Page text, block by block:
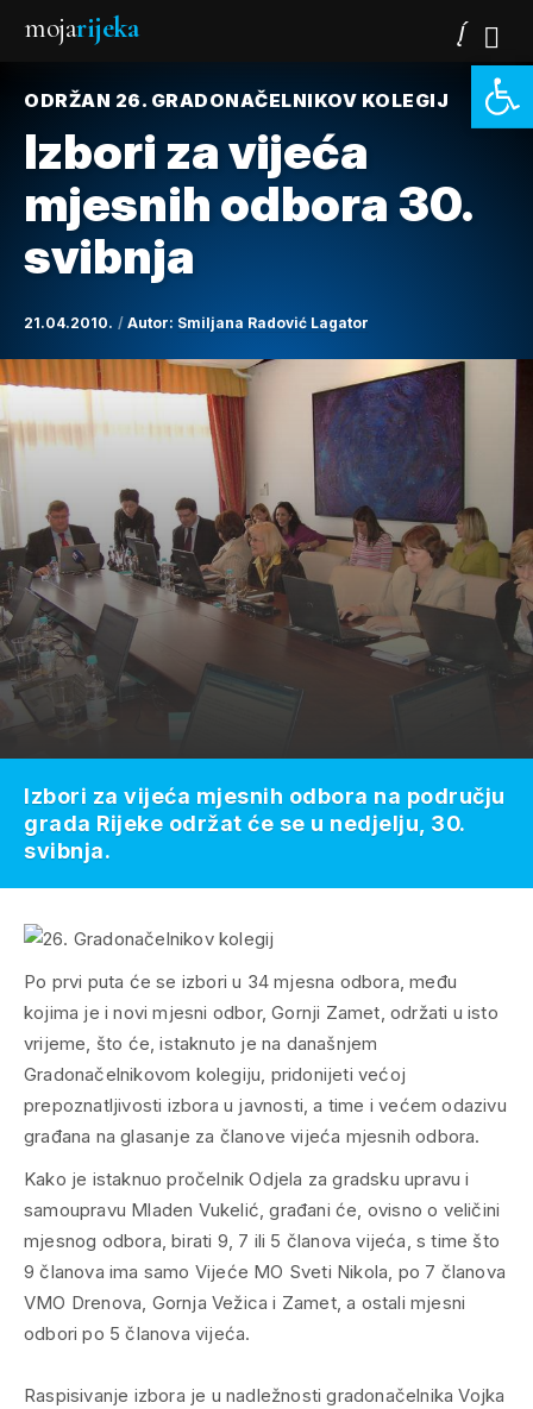
mojarijeka
ODRŽAN 26. GRADONAČELNIKOV KOLEGIJ
Izbori za vijeća
mjesnih odbora 30.
svibnja
21.04.2010. Autor: Smiljana Radović Lagator
Po prvi puta će se izbori u 34 mjesna odbora, među
kojima je i novi mjesni odbor, Gornji Zamet, održati u isto
vrijeme, što će, istaknuto je na današnjem
Gradonačelnikovom kolegiju, pridonijeti većoj
prepoznatljivosti izbora u javnosti, a time i većem odazivu
građana na glasanje za članove vijeća mjesnih odbora.
Kako je istaknuo pročelnik Odjela za gradsku upravu i
samoupravu Mladen Vukelić, građani će, ovisno o veličini
mjesnog odbora, birati 9, 7 ili 5 članova vijeća, s time što
9 članova ima samo Vijeće MO Sveti Nikola, po 7 članova
VMO Drenova, Gornja Vežica i Zamet, a ostali mjesni
odbori po 5 članova vijeća.
Raspisivanje izbora je u nadležnosti gradonačelnika Vojka
Izbori za vijeća mjesnih odbora na području
grada Rijeke održat će se u nedjelju, 30.
svibnja.